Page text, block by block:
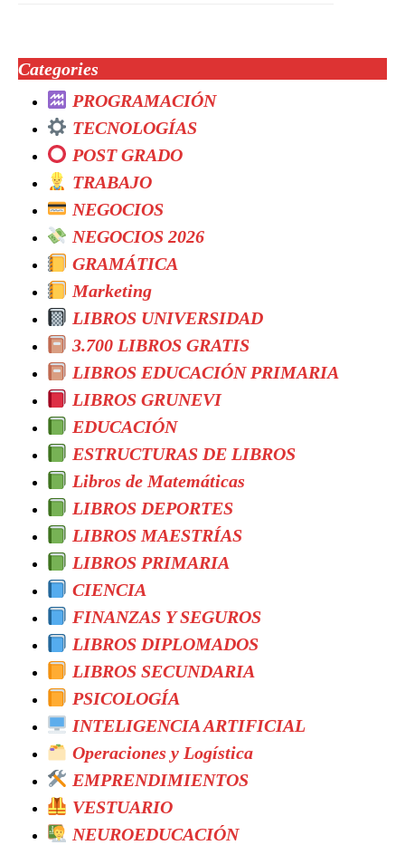
Categories
PROGRAMACIÓN
TECNOLOGÍAS
POST GRADO
TRABAJO
NEGOCIOS
NEGOCIOS 2026
GRAMÁTICA
Marketing
LIBROS UNIVERSIDAD
3.700 LIBROS GRATIS
LIBROS EDUCACIÓN PRIMARIA
LIBROS GRUNEVI
EDUCACIÓN
ESTRUCTURAS DE LIBROS
Libros de Matemáticas
LIBROS DEPORTES
LIBROS MAESTRÍAS
LIBROS PRIMARIA
CIENCIA
FINANZAS Y SEGUROS
LIBROS DIPLOMADOS
LIBROS SECUNDARIA
PSICOLOGÍA
INTELIGENCIA ARTIFICIAL
Operaciones y Logística
EMPRENDIMIENTOS
VESTUARIO
NEUROEDUCACIÓN